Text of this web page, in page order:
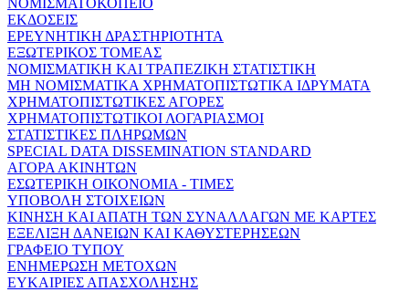
ΕΚΔΟΣΕΙΣ
ΕΡΕΥΝΗΤΙΚΗ ΔΡΑΣΤΗΡΙΟΤΗΤΑ
ΕΞΩΤΕΡΙΚΟΣ ΤΟΜΕΑΣ
ΝΟΜΙΣΜΑΤΙΚΗ ΚΑΙ ΤΡΑΠΕΖΙΚΗ ΣΤΑΤΙΣΤΙΚΗ
ΜΗ ΝΟΜΙΣΜΑΤΙΚΑ ΧΡΗΜΑΤΟΠΙΣΤΩΤΙΚΑ ΙΔΡΥΜΑΤΑ
ΧΡΗΜΑΤΟΠΙΣΤΩΤΙΚΕΣ ΑΓΟΡΕΣ
ΧΡΗΜΑΤΟΠΙΣΤΩΤΙΚΟΙ ΛΟΓΑΡΙΑΣΜΟΙ
ΣΤΑΤΙΣΤΙΚΕΣ ΠΛΗΡΩΜΩΝ
SPECIAL DATA DISSEMINATION STANDARD
ΑΓΟΡΑ ΑΚΙΝΗΤΩΝ
ΕΣΩΤΕΡΙΚΗ ΟΙΚΟΝΟΜΙΑ - ΤΙΜΕΣ
ΥΠΟΒΟΛΗ ΣΤΟΙΧΕΙΩΝ
ΚΙΝΗΣΗ ΚΑΙ ΑΠΑΤΗ ΤΩΝ ΣΥΝΑΛΛΑΓΩΝ ΜΕ ΚΑΡΤΕΣ
ΕΞΕΛΙΞΗ ΔΑΝΕΙΩΝ ΚΑΙ ΚΑΘΥΣΤΕΡΗΣΕΩΝ
ΓΡΑΦΕΙΟ ΤΥΠΟΥ
ΕΝΗΜΕΡΩΣΗ ΜΕΤΟΧΩΝ
ΕΥΚΑΙΡΙΕΣ ΑΠΑΣΧΟΛΗΣΗΣ